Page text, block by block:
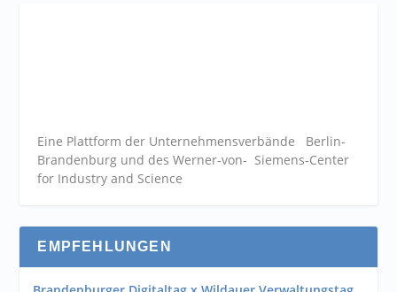
Eine Plattform der Unternehmensverbände Berlin-
Brandenburg und des Werner-von- Siemens-Center
for Industry and Science
EMPFEHLUNGEN